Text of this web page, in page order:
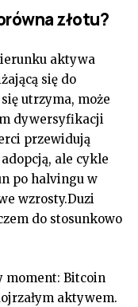
złotu?
aktywa
się do
utrzyma, może
dywersyfikacji
przewidują
ale cykle
po halvingu w
wzrosty.Duzi
do stosunkowo
moment: Bitcoin
aktywem.